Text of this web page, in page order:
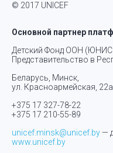
© 2017 UNICEF
Основной партнер
Детский Фонд ООН
Представительство в
Беларусь, Минск,
ул. Красноармейская,
+375 17 327-78-22
+375 17 210-55-89
unicef.minsk@unicef.by —
www.unicef.by